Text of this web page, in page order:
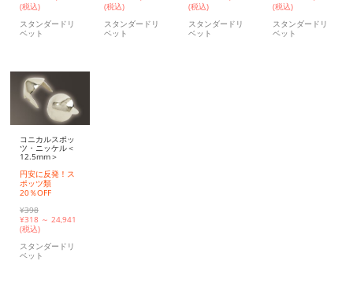
(税込)
スタンダードリ
ベット
(税込)
スタンダードリ
ベット
(税込)
スタンダードリ
ベット
(税込)
スタンダードリ
ベット
コニカルスポッ
ツ・ニッケル＜
12.5mm＞
円安に反発！ス
ポッツ類
20％OFF
¥398
¥318 ～ 24,941
(税込)
スタンダードリ
ベット